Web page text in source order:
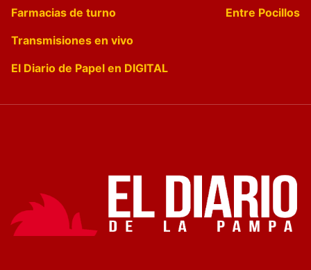
Farmacias de turno
Entre Pocillos
Transmisiones en vivo
El Diario de Papel en DIGITAL